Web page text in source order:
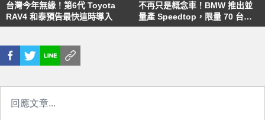
台灣今年無緣！第6代 Toyota
RAV4 和泰預告最快這時導入
不再只是概念車！BMW 推出並
量產 Speedtop，限量 70 台搶
先預訂